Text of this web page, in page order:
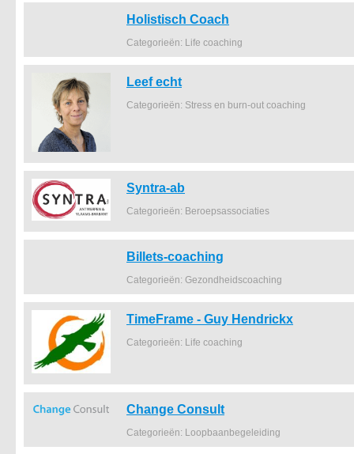
Holistisch Coach
Categorieën: Life coaching
Leef echt
Categorieën: Stress en burn-out coaching
Syntra-ab
Categorieën: Beroepsassociaties
Billets-coaching
Categorieën: Gezondheidscoaching
TimeFrame - Guy Hendrickx
Categorieën: Life coaching
Change Consult
Categorieën: Loopbaanbegeleiding